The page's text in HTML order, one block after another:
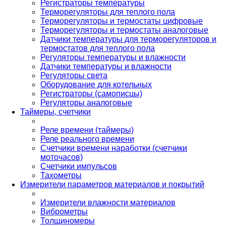
Регистраторы температуры
Терморегуляторы для теплого пола
Терморегуляторы и термостаты цифровые
Терморегуляторы и термостаты аналоговые
Датчики температуры для терморегуляторов и
термостатов для теплого пола
Регуляторы температуры и влажности
Датчики температуры и влажности
Регуляторы света
Оборудование для котельных
Регистраторы (самописцы)
Регуляторы аналоговые
Таймеры, счетчики
Реле времени (таймеры)
Реле реального времени
Счетчики времени наработки (счетчики
моточасов)
Счетчики импульсов
Тахометры
Измерители параметров материалов и покрытий
Измерители влажности материалов
Виброметры
Толщиномеры